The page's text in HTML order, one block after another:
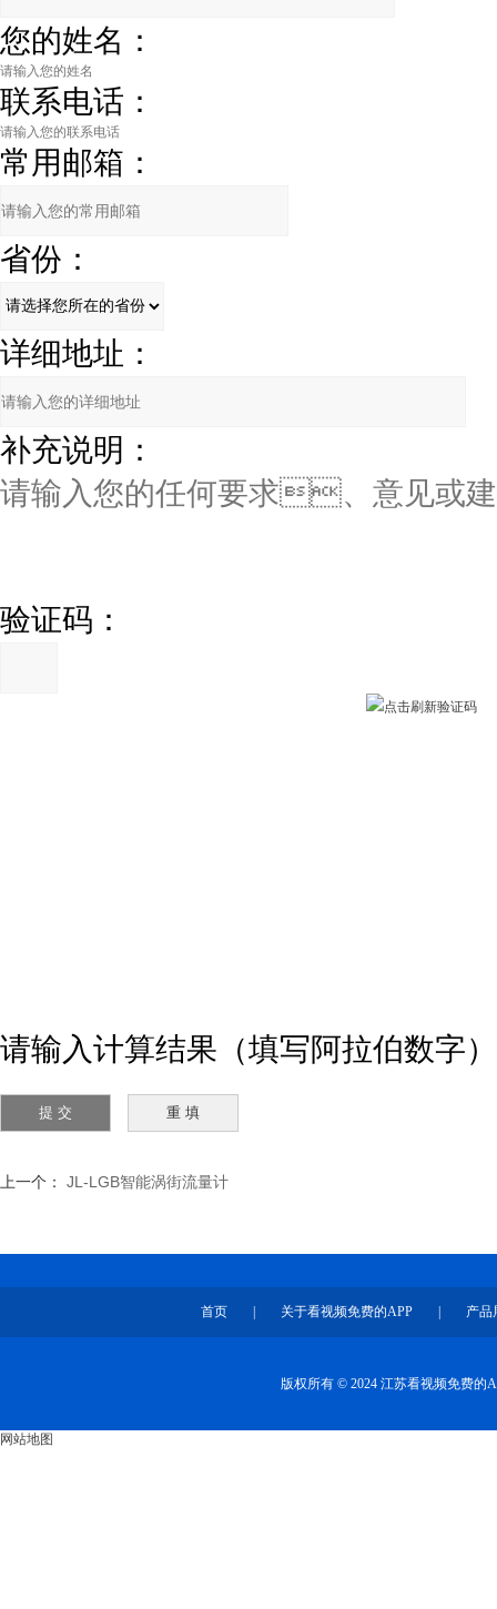
您的姓名：
联系电话：
常用邮箱：
省份：
详细地址：
补充说明：
验证码：
请输入计算结果（填写阿拉伯数字）
上一个： JL-LGB智能涡街流量计
首页 关于看视频免费的APP 产品
版权所有 © 2024 江苏看视频免费的
网站地图